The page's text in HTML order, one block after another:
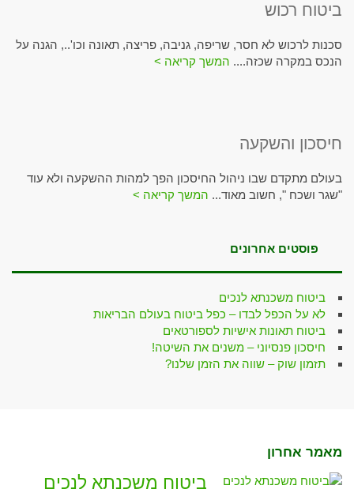
ביטוח רכוש
סכנות לרכוש לא חסר, שריפה, גניבה, פריצה, תאונה וכו'.., הגנה על
הנכס במקרה שכזה.... המשך קריאה >
חיסכון והשקעה
בעולם מתקדם שבו ניהול החיסכון הפך למהות ההשקעה ולא עוד
"שגר ושכח ", חשוב מאוד... המשך קריאה >
פוסטים אחרונים
ביטוח משכנתא לנכים
לא על הכפל לבדו – כפל ביטוח בעולם הבריאות
ביטוח תאונות אישיות לספורטאים
חיסכון פנסיוני – משנים את השיטה!
תזמון שוק – שווה את הזמן שלנו?
מאמר אחרון
ביטוח משכנתא לנכים